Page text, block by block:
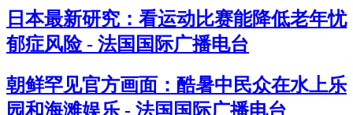
日本最新研究：看运动比赛能降低老年忧
郁症风险 - 法国国际广播电台
朝鲜罕见官方画面：酷暑中民众在水上乐
园和海滩娱乐 - 法国国际广播电台